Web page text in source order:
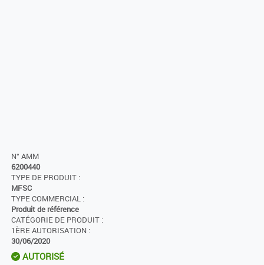
N° AMM
6200440
TYPE DE PRODUIT :
MFSC
TYPE COMMERCIAL :
Produit de référence
CATÉGORIE DE PRODUIT :
1ÈRE AUTORISATION :
30/06/2020
AUTORISÉ